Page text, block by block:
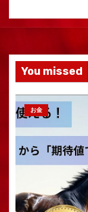
You missed
お金